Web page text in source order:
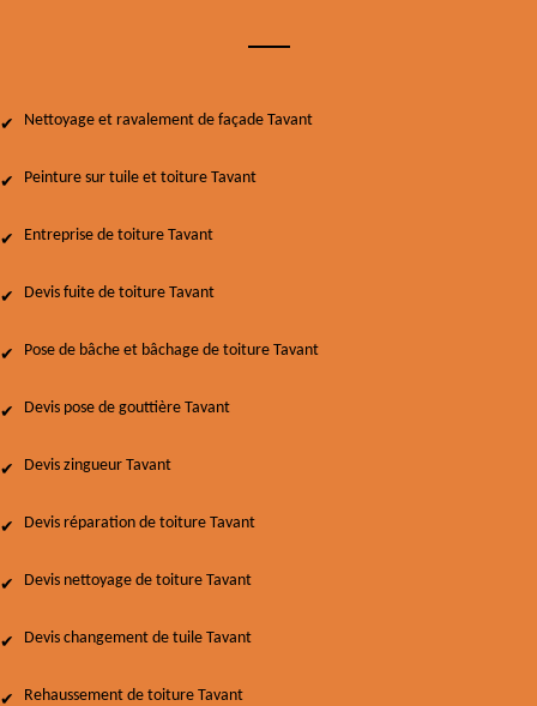
Nettoyage et ravalement de façade Tavant
Peinture sur tuile et toiture Tavant
Entreprise de toiture Tavant
Devis fuite de toiture Tavant
Pose de bâche et bâchage de toiture Tavant
Devis pose de gouttière Tavant
Devis zingueur Tavant
Devis réparation de toiture Tavant
Devis nettoyage de toiture Tavant
Devis changement de tuile Tavant
Rehaussement de toiture Tavant